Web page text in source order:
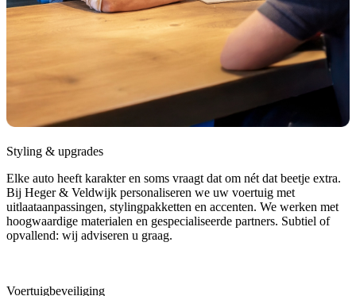
Styling & upgrades
Elke auto heeft karakter en soms vraagt dat om nét dat beetje extra.
Bij Heger & Veldwijk personaliseren we uw voertuig met
uitlaataanpassingen, stylingpakketten en accenten. We werken met
hoogwaardige materialen en gespecialiseerde partners. Subtiel of
opvallend: wij adviseren u graag.
Voertuigbeveiliging